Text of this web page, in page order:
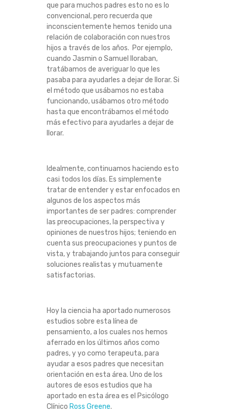
que para muchos padres esto no es lo
convencional, pero recuerda que
inconscientemente hemos tenido una
relación de colaboración con nuestros
hijos a través de los años. Por ejemplo,
cuando Jasmin o Samuel lloraban,
tratábamos de averiguar lo que les
pasaba para ayudarles a dejar de llorar. Si
el método que usábamos no estaba
funcionando, usábamos otro método
hasta que encontrábamos el método
más efectivo para ayudarles a dejar de
llorar.
Idealmente, continuamos haciendo esto
casi todos los días. Es simplemente
tratar de entender y estar enfocados en
algunos de los aspectos más
importantes de ser padres: comprender
las preocupaciones, la perspectiva y
opiniones de nuestros hijos; teniendo en
cuenta sus preocupaciones y puntos de
vista, y trabajando juntos para conseguir
soluciones realistas y mutuamente
satisfactorias.
Hoy la ciencia ha aportado numerosos
estudios sobre esta línea de
pensamiento, a los cuales nos hemos
aferrado en los últimos años como
padres, y yo como terapeuta, para
ayudar a esos padres que necesitan
orientación en esta área. Uno de los
autores de esos estudios que ha
aportado en esta área es el Psicólogo
Clínico Ross Greene.